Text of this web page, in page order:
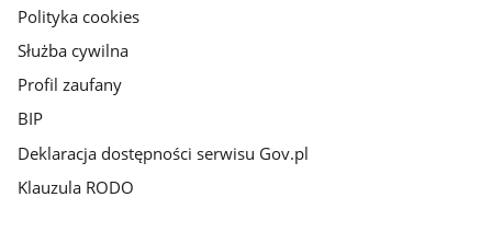
Polityka cookies
Służba cywilna
Profil zaufany
BIP
Deklaracja dostępności serwisu Gov.pl
Klauzula RODO